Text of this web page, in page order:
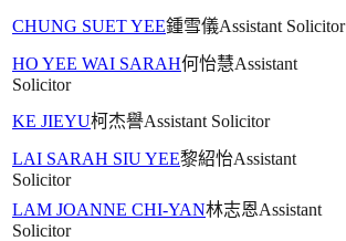
CHUNG SUET YEE鍾雪儀Assistant Solicitor
HO YEE WAI SARAH何怡慧Assistant
Solicitor
KE JIEYU柯杰譽Assistant Solicitor
LAI SARAH SIU YEE黎紹怡Assistant
Solicitor
LAM JOANNE CHI-YAN林志恩Assistant
Solicitor